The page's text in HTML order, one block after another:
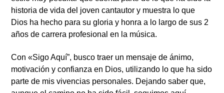
historia de vida del joven cantautor y muestra lo que
Dios ha hecho para su gloria y honra a lo largo de sus 2
años de carrera profesional en la música.
Con «Sigo Aquí”, busco traer un mensaje de ánimo,
motivación y confianza en Dios, utilizando lo que ha sido
parte de mis vivencias personales. Dejando saber que,